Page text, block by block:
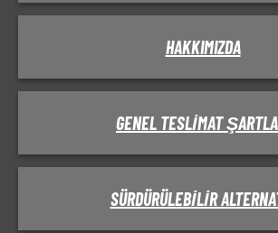
HAKKIMIZDA
GENEL TESLIMAT
SÜRDÜRÜLEBILIR